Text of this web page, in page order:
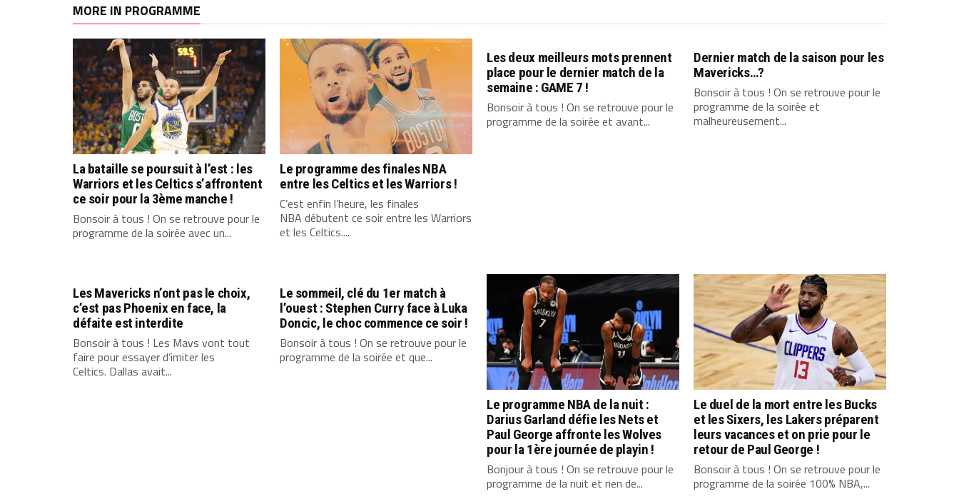
MORE IN PROGRAMME
La bataille se poursuit à l’est : les
Warriors et les Celtics s’affrontent
ce soir pour la 3ème manche !
Bonsoir à tous ! On se retrouve pour le
programme de la soirée avec un...
Le programme des finales NBA
entre les Celtics et les Warriors !
C’est enfin l’heure, les finales
NBA débutent ce soir entre les Warriors
et les Celtics....
Les deux meilleurs mots prennent
place pour le dernier match de la
semaine : GAME 7 !
Bonsoir à tous ! On se retrouve pour le
programme de la soirée et avant...
Dernier match de la saison pour les
Mavericks…?
Bonsoir à tous ! On se retrouve pour le
programme de la soirée et
malheureusement...
Les Mavericks n’ont pas le choix,
c’est pas Phoenix en face, la
défaite est interdite
Bonsoir à tous ! Les Mavs vont tout
faire pour essayer d’imiter les
Celtics. Dallas avait...
Le sommeil, clé du 1er match à
l’ouest : Stephen Curry face à Luka
Doncic, le choc commence ce soir !
Bonsoir à tous ! On se retrouve pour le
programme de la soirée et que...
Le programme NBA de la nuit :
Darius Garland défie les Nets et
Paul George affronte les Wolves
pour la 1ère journée de playin !
Bonjour à tous ! On se retrouve pour le
programme de la nuit et rien de...
Le duel de la mort entre les Bucks
et les Sixers, les Lakers préparent
leurs vacances et on prie pour le
retour de Paul George !
Bonsoir à tous ! On se retrouve pour le
programme de la soirée 100% NBA,...